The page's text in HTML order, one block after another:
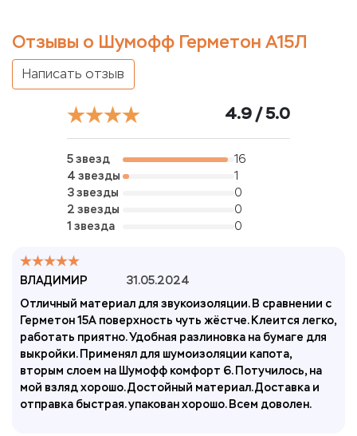
Отзывы о Шумофф Герметон А15Л
Написать отзыв
4.9 / 5.0
5 звезд
16
4 звезды
1
3 звезды
0
2 звезды
0
1 звезда
0
ВЛАДИМИР
31.05.2024
Отличный материал для звукоизоляции. В сравнении с
Герметон 15А поверхность чуть жёстче. Клеится легко,
работать приятно. Удобная разлиновка на бумаге для
выкройки. Применял для шумоизоляции капота,
вторым слоем на Шумофф комфорт 6. Потучилось, на
мой взляд хорошо. Достойный материал. Доставка и
отправка быстрая. упакован хорошо. Всем доволен.